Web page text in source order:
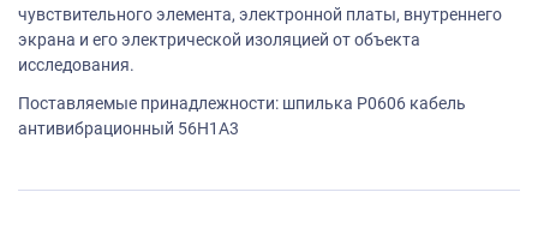
чувствительного элемента, электронной платы, внутреннего
экрана и его электрической изоляцией от объекта
исследования.
Поставляемые принадлежности: шпилька P0606 кабель
антивибрационный 56H1A3